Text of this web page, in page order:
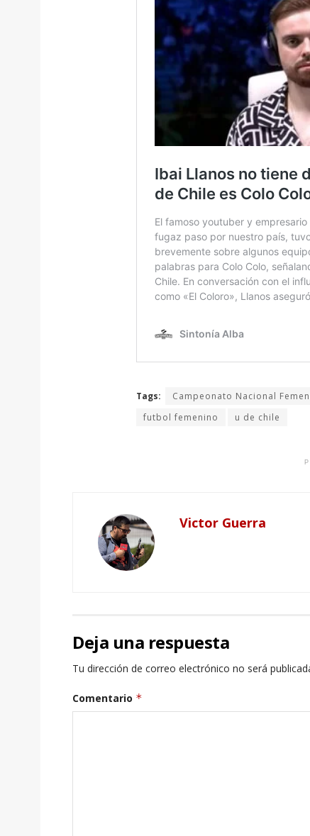
Tags: Campeonato Nacional
futbol femenino
u de chile
Victor Guerra
Deja una respuesta
Tu dirección de correo electrónico no será
Comentario *